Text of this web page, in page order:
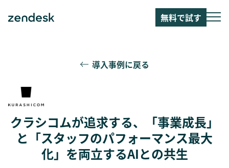
無料で試す
導入事例に戻る
クラシコムが追求する、「事業成長」
と「スタッフのパフォーマンス最大
化」を両立するAIとの共生